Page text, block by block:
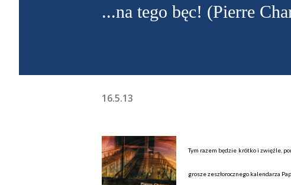
...na tego bęc! (Pierre
16.5.13
Tym razem będzie krótko i zwięźle,
grosze zeszłorocznego kalendarza